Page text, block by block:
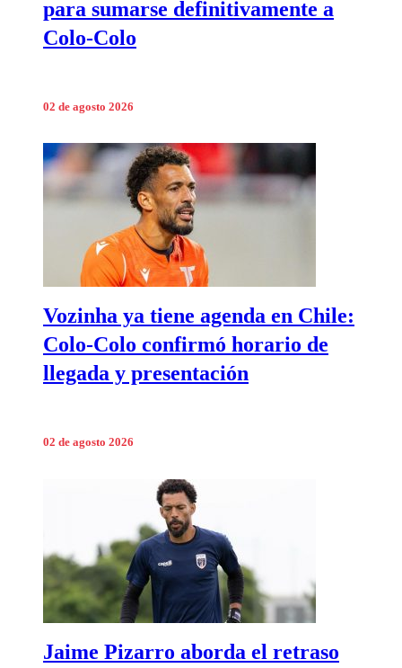
para sumarse definitivamente a
Colo-Colo
02 de agosto 2026
Vozinha ya tiene agenda en Chile:
Colo-Colo confirmó horario de
llegada y presentación
02 de agosto 2026
Jaime Pizarro aborda el retraso